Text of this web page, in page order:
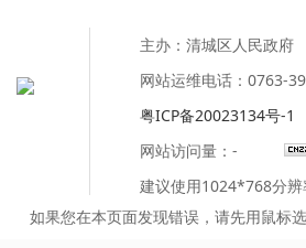
主办：清城区人民政府
网站运维电话：0763-
粤ICP备20023134号-1
网站访问量： -
建议使用1024*768分
如果您在本页面发现错误，请先用鼠标